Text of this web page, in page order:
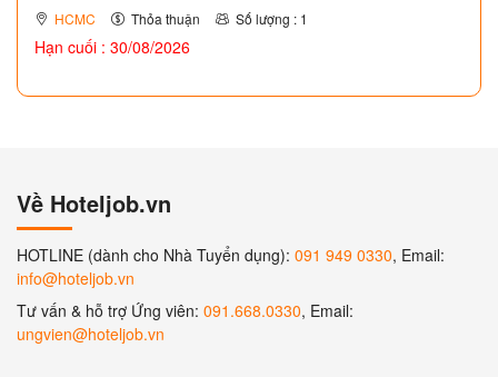
HCMC Thỏa thuận Số lượng : 1
Hạn cuối : 30/08/2026
Về Hoteljob.vn
HOTLINE (dành cho Nhà Tuyển dụng): 091 949 0330, Email:
info@hoteljob.vn
Tư vấn & hỗ trợ Ứng viên: 091.668.0330, Email:
ungvien@hoteljob.vn